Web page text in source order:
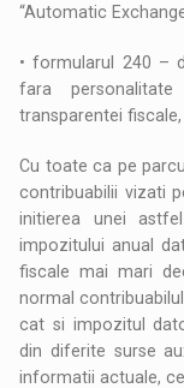
“Automatic
• formularul 240 –
fara
transparentei
Cu toate ca pe
contribuabilii vizati
initierea unei
impozitului anual
fiscale mai mari
normal
cat si impozitul
din diferite surse
informatii actuale,